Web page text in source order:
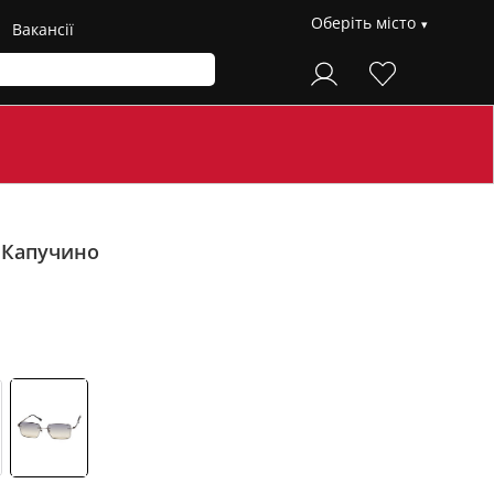
Вакансії Оберіть місто
Капучино